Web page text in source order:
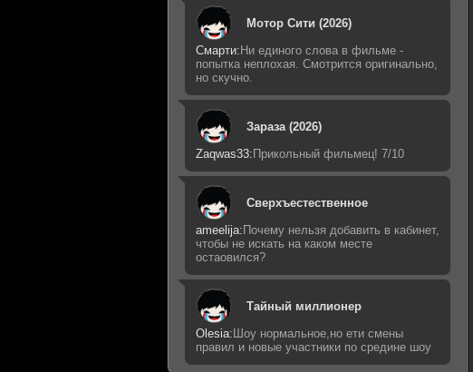
Мотор Сити (2026)
Смарти: Ни единого слова в фильме -
попытка неплохая. Смотрится оригинально,
но скучно.
Зараза (2026)
Zaqwas33: Прикольный фильмец! 7/10
Сверхъестественное
ameelija: Почему нельзя добавить в кабинет,
чтобы не искать на каком месте
остаовился?
Тайный миллионер
Olesia: Шоу нормальное,но ети смены
правил и новые участники по средине шоу